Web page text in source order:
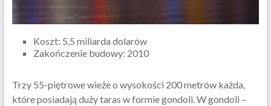
Koszt: 5,5 miliarda dolarów
Zakończenie budowy: 2010
Trzy 55-piętrowe wieże o wysokości 200 metrów każda,
które posiadają duży taras w formie gondoli. W gondoli –